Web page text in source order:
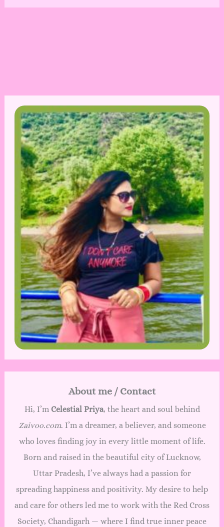
About me / Contact
Hi, I’m Celestial Priya, the heart and soul behind
Zaivoo.com. I’m a dreamer, a believer, and someone
who loves finding joy in every little moment of life.
Born and raised in the beautiful city of Lucknow,
Uttar Pradesh, I’ve always had a passion for
spreading happiness and positivity. My desire to help
and care for others led me to work with the Red Cross
Society, Chandigarh — where I find true inner peace